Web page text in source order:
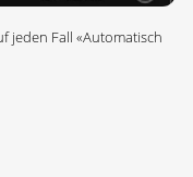
jeden Fall «Automatisch